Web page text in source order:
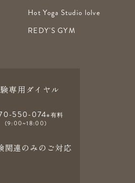
Hot Yoga Studio lolve
REDY'S GYM
専用ダイヤル
550-074※有料
(9:00~18:00)
関連のみのご対応